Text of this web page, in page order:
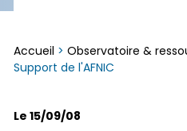
Accueil > Observatoire &
Support de l'AFNIC
Le 15/09/08